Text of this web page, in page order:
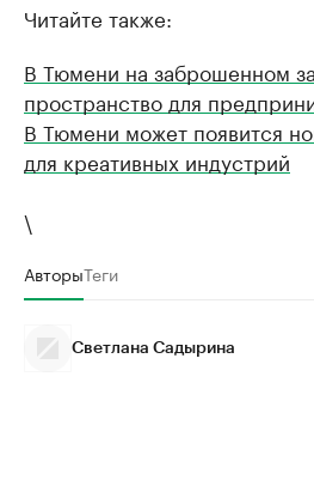
Читайте также:
В Тюмени на заброшенном
пространство для
В Тюмени может появится
для креативных индустрий
\
АвторыТеги
Светлана Садырина